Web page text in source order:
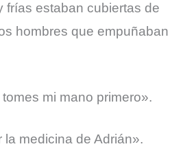
frías estaban cubiertas de
hombres que empuñaban
mi mano primero».
la medicina de Adrián».